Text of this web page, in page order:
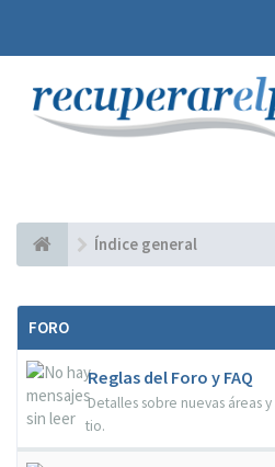
Índice general
FORO
Reglas del Foro y FAQ
Detalles sobre nuevas áreas
tio.